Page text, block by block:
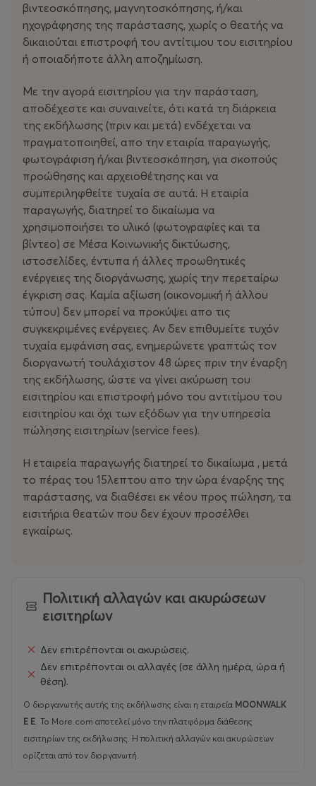
βιντεοσκόπησης, μαγνητοσκόπησης, ή/και
ηχογράφησης της παράστασης, χωρίς ο θεατής να
δικαιούται επιστροφή του αντίτιμου του εισιτηρίου
ή οποιαδήποτε άλλη αποζημίωση.
Με την αγορά εισιτηρίου για την παράσταση,
αποδέχεστε και συναινείτε, ότι κατά τη διάρκεια
της εκδήλωσης (πριν και μετά) ενδέχεται να
πραγματοποιηθεί, απο την εταιρία παραγωγής,
φωτογράφιση ή/και βιντεοσκόπηση, για σκοπούς
προώθησης και αρχειοθέτησης και να
συμπεριληφθείτε τυχαία σε αυτά. Η εταιρία
παραγωγής, διατηρεί το δικαίωμα να
χρησιμοποιήσει το υλικό (φωτογραφίες και τα
βίντεο) σε Μέσα Κοινωνικής δικτύωσης,
ιστοσελίδες, έντυπα ή άλλες προωθητικές
ενέργειες της διοργάνωσης, χωρίς την περεταίρω
έγκριση σας. Καμία αξίωση (οικονομική ή άλλου
τύπου) δεν μπορεί να προκύψει απο τις
συγκεκριμένες ενέργειες. Αν δεν επιθυμείτε τυχόν
τυχαία εμφάνιση σας, ενημερώνετε γραπτώς τον
διοργανωτή τουλάχιστον 48 ώρες πριν την έναρξη
της εκδήλωσης, ώστε να γίνει ακύρωση του
εισιτηρίου και επιστροφή μόνο του αντιτίμου του
εισιτηρίου και όχι των εξόδων για την υπηρεσία
πώλησης εισιτηρίων (service fees).
Η εταιρεία παραγωγής διατηρεί το δικαίωμα , μετά
το πέρας του 15λεπτου απο την ώρα έναρξης της
παράστασης, να διαθέσει εκ νέου προς πώληση, τα
εισιτήρια θεατών που δεν έχουν προσέλθει
εγκαίρως.
Πολιτική αλλαγών και ακυρώσεων
εισιτηρίων
Δεν επιτρέπονται οι ακυρώσεις.
Δεν επιτρέπονται οι αλλαγές (σε άλλη ημέρα, ώρα ή
θέση).
Ο διοργανωτής αυτής της εκδήλωσης είναι η εταιρεία MOONWALK
E E. Το More.com αποτελεί μόνο την πλατφόρμα διάθεσης
εισιτηρίων της εκδήλωσης. Η πολιτική αλλαγών και ακυρώσεων
ορίζεται από τον διοργανωτή.